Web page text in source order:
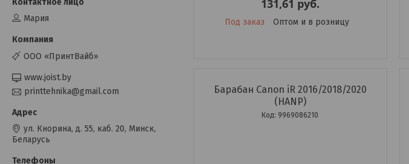
131,61 руб.
Под заказ Оптом и в розницу
Барабан Canon iR 2016/2018/2020
(HANP)
9969086210
Мария
ООО «ПринтВайб»
www.joist.by
printtehnika@gmail.com
ул. Кнорина, д. 55, каб. 20, Минск,
Беларусь